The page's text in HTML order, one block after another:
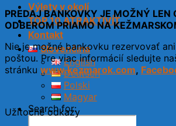
Výlety v okolí
TOP 10 ATRAKTIVÍT
Kontakt
Slovenčina
English
Deutsch
Polski
Magyar
Search for:
PREDAJ BANKOVKY JE MOŽNÝ LEN
ODBEROM PRIAMO NA
Nie je možné bankovku rezervovať
poštou. Pre viac informácií sledujte
stránku www.kezmarok.com,
Užitočné odkazy